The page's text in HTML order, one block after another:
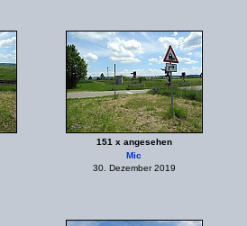
151 x angesehen
Mic
30. Dezember 2019